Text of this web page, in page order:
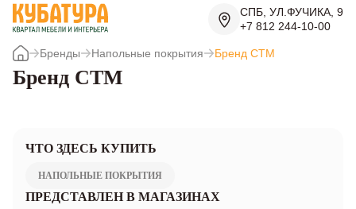
СПБ, УЛ.ФУЧИКА, 9
+7 812 244-10-00
Бренды Напольные покрытия Бренд СТМ
Бренд СТМ
ЧТО ЗДЕСЬ КУПИТЬ
НАПОЛЬНЫЕ ПОКРЫТИЯ
ПРЕДСТАВЛЕН В МАГАЗИНАХ